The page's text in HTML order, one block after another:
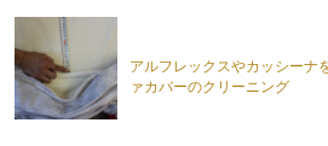
アルフレックスやカッシーナ
ァカバーのクリーニング